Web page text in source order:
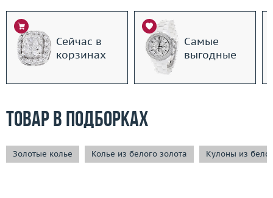
Сейчас в
корзинах
Самые
выгодные
Товар в подборках
Золотые колье Колье из белого золота Кулоны из